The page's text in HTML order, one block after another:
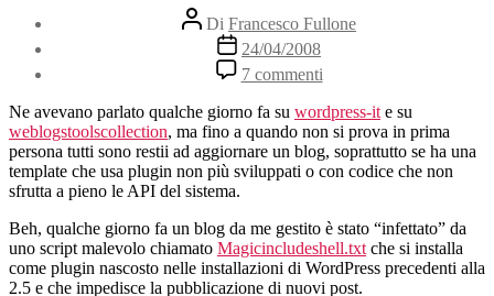
Autore
articolo
Di Francesco Fullone
Data
dell'articolo
24/04/2008
7 commentisu
Magicincludeshell.txt
e
WordPress
2.2.x
Ne avevano parlato qualche giorno fa su wordpress-it e su
weblogstoolscollection, ma fino a quando non si prova in prima
persona tutti sono restii ad aggiornare un blog, soprattutto se ha una
template che usa plugin non più sviluppati o con codice che non
sfrutta a pieno le API del sistema.
Beh, qualche giorno fa un blog da me gestito è stato “infettato” da
uno script malevolo chiamato Magicincludeshell.txt che si installa
come plugin nascosto nelle installazioni di WordPress precedenti alla
2.5 e che impedisce la pubblicazione di nuovi post.